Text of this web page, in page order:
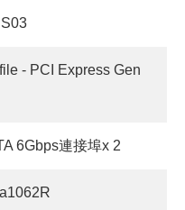
- PCI Express Gen
6Gbps連接埠x 2